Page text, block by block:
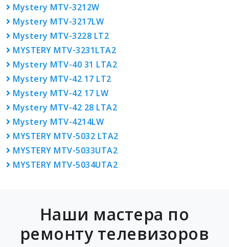
Mystery MTV-3212W
Mystery MTV-3217LW
Mystery MTV-3228 LT2
MYSTERY MTV-3231LTA2
Mystery MTV-40 31 LTA2
Mystery MTV-42 17 LT2
Mystery MTV-42 17 LW
Mystery MTV-42 28 LTA2
Mystery MTV-4214LW
MYSTERY MTV-5032 LTA2
MYSTERY MTV-5033UTA2
MYSTERY MTV-5034UTA2
Наши мастера по
ремонту телевизоров